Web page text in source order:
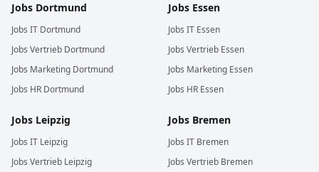
Jobs Dortmund
Jobs IT Dortmund
Jobs Vertrieb Dortmund
Jobs Marketing Dortmund
Jobs HR Dortmund
Jobs Essen
Jobs IT Essen
Jobs Vertrieb Essen
Jobs Marketing Essen
Jobs HR Essen
Jobs Leipzig
Jobs IT Leipzig
Jobs Vertrieb Leipzig
Jobs Bremen
Jobs IT Bremen
Jobs Vertrieb Bremen